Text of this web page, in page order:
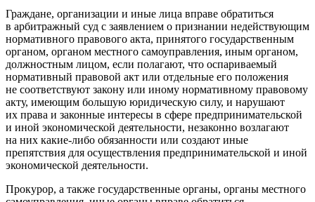
Граждане, организации и иные лица вправе обратиться
в арбитражный суд с заявлением о признании недействующим
нормативного правового акта, принятого государственным
органом, органом местного самоуправления, иным органом,
должностным лицом, если полагают, что оспариваемый
нормативный правовой акт или отдельные его положения
не соответствуют закону или иному нормативному правовому
акту, имеющим большую юридическую силу, и нарушают
их права и законные интересы в сфере предпринимательской
и иной экономической деятельности, незаконно возлагают
на них какие-либо обязанности или создают иные
препятствия для осуществления предпринимательской и иной
экономической деятельности.
Прокурор, а также государственные органы, органы местного